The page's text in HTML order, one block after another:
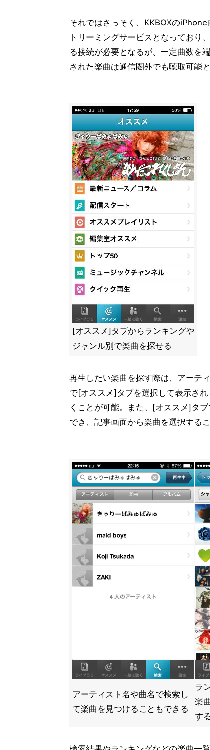
それではさっそく、KKBOXの
トリーミングサービスとなっており
る接続が必要となるが、一定曲数を
された楽曲は通信圏外でも聴取可能と
[オススメ]タブからランキングや
ジャンル別で楽曲を探せる
再生したい楽曲を探す際は、アーテ
で[オススメ]タブを選択して表示さ
くことが可能。また、[オススメ]タ
でき、記事画面から楽曲を選択するこ
アーティスト名や曲名で検索し
て楽曲を見つけることもできる
ラ
楽
する